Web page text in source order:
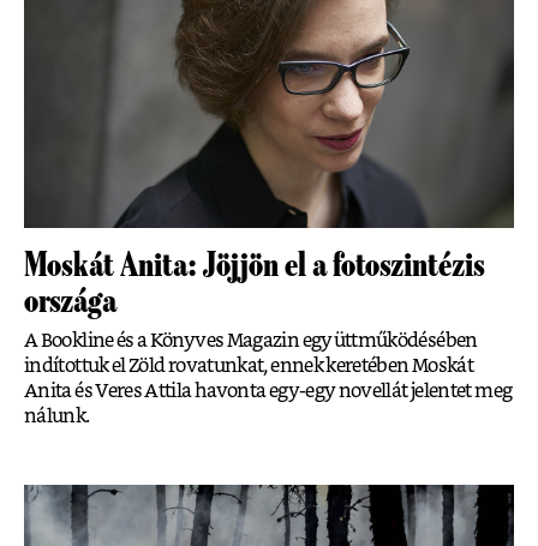
Moskát Anita: Jöjjön el a fotoszintézis
országa
A Bookline és a Könyves Magazin együttműködésében
indítottuk el Zöld rovatunkat, ennek keretében Moskát
Anita és Veres Attila havonta egy-egy novellát jelentet meg
nálunk.